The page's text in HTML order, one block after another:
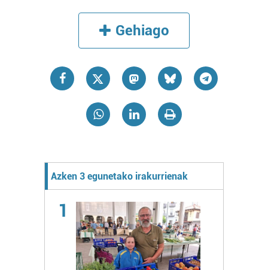
Gehiago
Azken 3 egunetako irakurrienak
1